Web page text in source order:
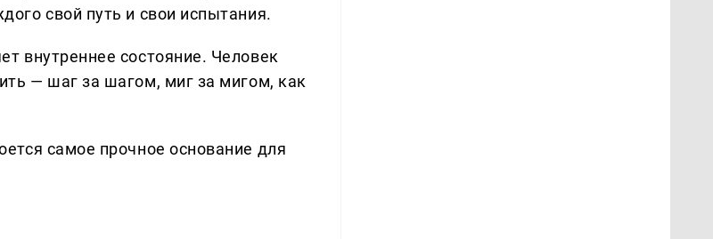
свой путь и свои испытания.
внутреннее состояние. Человек
— шаг за шагом, миг за мигом, как
самое прочное основание для